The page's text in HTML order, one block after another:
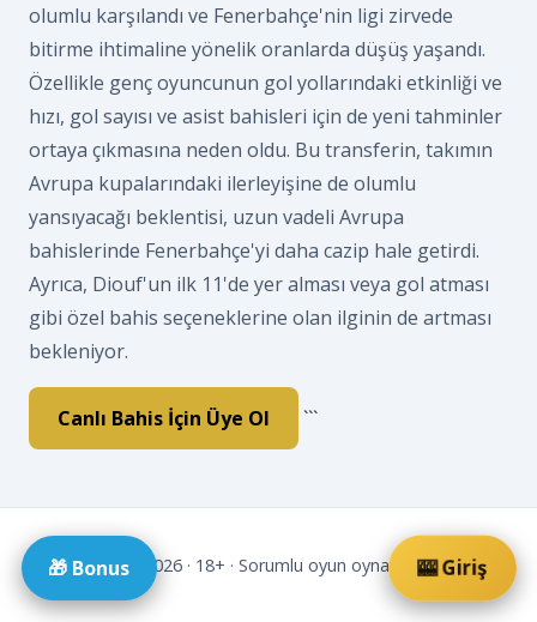
olumlu karşılandı ve Fenerbahçe'nin ligi zirvede
bitirme ihtimaline yönelik oranlarda düşüş yaşandı.
Özellikle genç oyuncunun gol yollarındaki etkinliği ve
hızı, gol sayısı ve asist bahisleri için de yeni tahminler
ortaya çıkmasına neden oldu. Bu transferin, takımın
Avrupa kupalarındaki ilerleyişine de olumlu
yansıyacağı beklentisi, uzun vadeli Avrupa
bahislerinde Fenerbahçe'yi daha cazip hale getirdi.
Ayrıca, Diouf'un ilk 11'de yer alması veya gol atması
gibi özel bahis seçeneklerine olan ilginin de artması
bekleniyor.
Canlı Bahis İçin Üye Ol
🎰 Giriş
🎁 Bonus
```
© 2026 · 18+ · Sorumlu oyun oynayin.